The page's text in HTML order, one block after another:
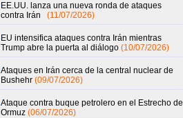
EE.UU. lanza una nueva ronda de ataques
contra Irán
(11/07/2026)
EU intensifica ataques contra Irán mientras
Trump abre la puerta al diálogo (10/07/2026)
Ataques en Irán cerca de la central nuclear de
Bushehr (09/07/2026)
Ataque contra buque petrolero en el Estrecho de
Ormuz (06/07/2026)